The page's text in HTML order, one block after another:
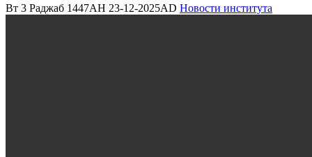
Вт 3 Раджаб 1447AH 23-12-2025AD Новости института